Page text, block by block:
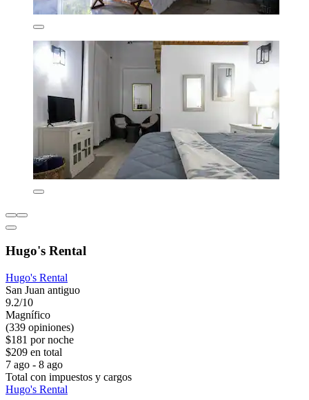
Hugo's Rental
Hugo's Rental
San Juan antiguo
9.2/10
Magnífico
(339 opiniones)
$181 por noche
$209 en total
7 ago - 8 ago
Total con impuestos y cargos
Hugo's Rental